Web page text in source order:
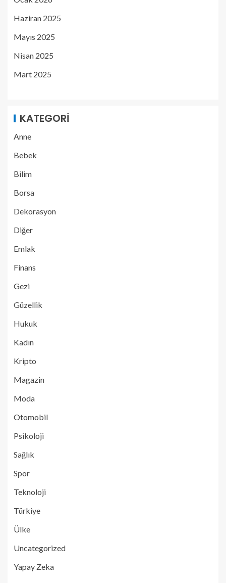
Haziran 2025
Mayıs 2025
Nisan 2025
Mart 2025
KATEGORI
Anne
Bebek
Bilim
Borsa
Dekorasyon
Diğer
Emlak
Finans
Gezi
Güzellik
Hukuk
Kadın
Kripto
Magazin
Moda
Otomobil
Psikoloji
Sağlık
Spor
Teknoloji
Türkiye
Ülke
Uncategorized
Yapay Zeka